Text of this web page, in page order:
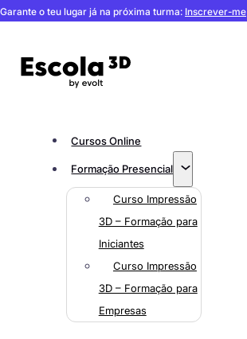
Garante o teu lugar já na próxima turma: Inscrever-me
Cursos Online
Formação Presencial
Curso Impressão
3D – Formação para
Iniciantes
Curso Impressão
3D – Formação para
Empresas